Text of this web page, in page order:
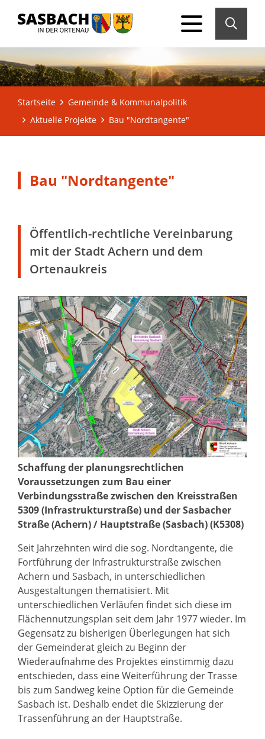
Startseite
Gemeinde & Kommunalpolitik
Aktuelle Projekte
Bau "Nordtangente"
Bau "Nordtangente"
Öffentlich-rechtliche Vereinbarung
mit der Stadt Achern und dem
Ortenaukreis
Schaffung der planungsrechtlichen
Voraussetzungen zum Bau einer
Verbindungsstraße zwischen den Kreisstraßen
5309 (Infrastrukturstraße) und der Sasbacher
Straße (Achern) / Hauptstraße (Sasbach) (K5308)
Seit Jahrzehnten wird die sog. Nordtangente, die
Fortführung der Infrastrukturstraße zwischen
Achern und Sasbach, in unterschiedlichen
Ausgestaltungen thematisiert. Mit
unterschiedlichen Verläufen findet sich diese im
Flächennutzungsplan seit dem Jahr 1977 wieder. Im
Gegensatz zu bisherigen Überlegungen hat sich
der Gemeinderat gleich zu Beginn der
Wiederaufnahme des Projektes einstimmig dazu
entschieden, dass eine Weiterführung der Trasse
bis zum Sandweg keine Option für die Gemeinde
Sasbach ist. Deshalb endet die Skizzierung der
Trassenführung an der Hauptstraße.